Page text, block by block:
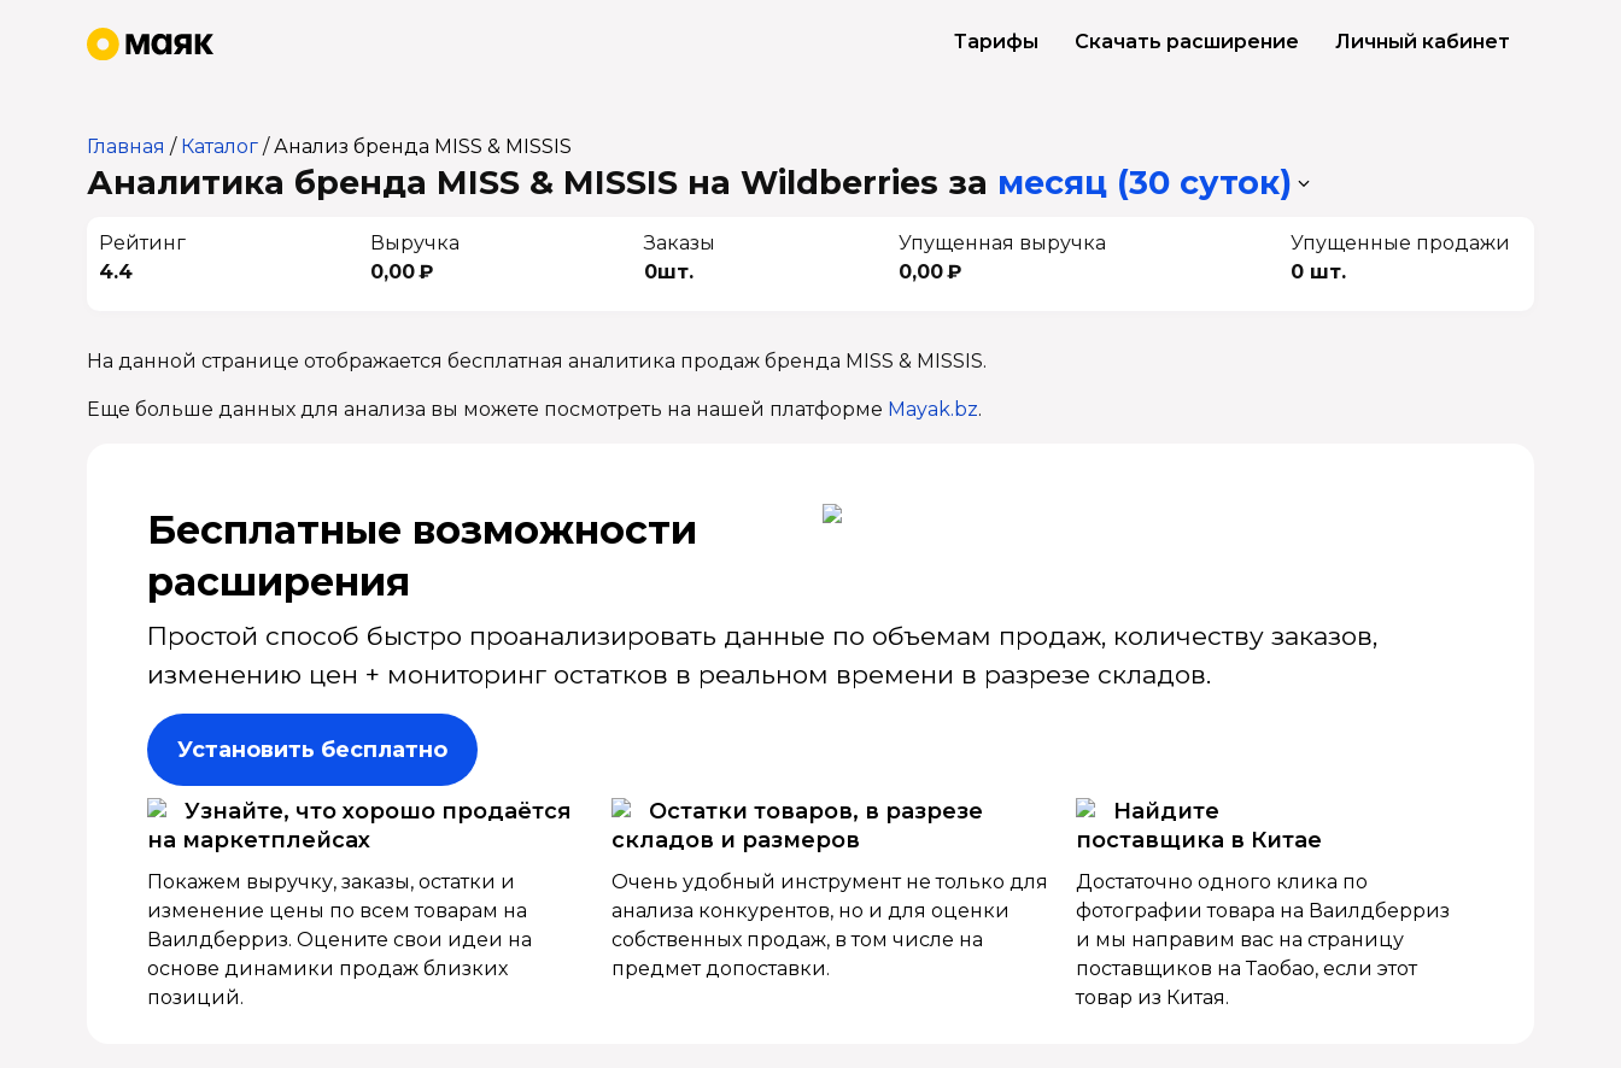
Тарифы Скачать расширение Личный кабинет
Главная / Каталог /Анализ бренда MISS & MISSIS
Аналитика бренда MISS & MISSIS на Wildberries за месяц (30 суток)
Рейтинг
4.4
Выручка
0,00 ₽
Заказы
0шт.
Упущенная выручка
0,00 ₽
Упущенные продажи
0 шт.
На данной странице отображается бесплатная аналитика продаж бренда MISS & MISSIS.
Еще больше данных для анализа вы можете посмотреть на нашей платформе Mayak.bz.
Бесплатные возмож­ности
расширения
Простой способ быстро проанализировать данные по объемам продаж, количеству заказов,
изменению цен + мониторинг остатков в реальном времени в разрезе складов.
Установить бесплатно
Узнайте, что хорошо продаётся
на маркетплейсах
Покажем выручку, заказы, остатки и
изменение цены по всем товарам на
Ваилдберриз. Оцените свои идеи на
основе динамики продаж близких
позиций.
Остатки товаров, в разрезе
складов и размеров
Очень удобный инструмент не только для
анализа конкурентов, но и для оценки
собственных продаж, в том числе на
предмет допоставки.
Найдите
поставщика в Китае
Достаточно одного клика по
фотографии товара на Ваилдберриз
и мы направим вас на страницу
поставщиков на Таобао, если этот
товар из Китая.